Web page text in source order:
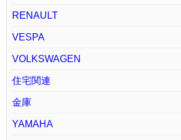
RENAULT
VESPA
VOLKSWAGEN
住宅関連
金庫
YAMAHA